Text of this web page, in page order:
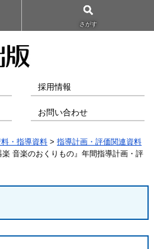
さがす
採用情報
お問い合わせ
・指導資料 >指導計画・評価関連資料
音楽のおくりもの』年間指導計画・評